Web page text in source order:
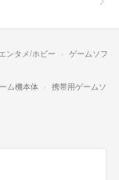
エンタメ/ホビー
ゲームソフ
ム機本体
携帯用ゲームソ